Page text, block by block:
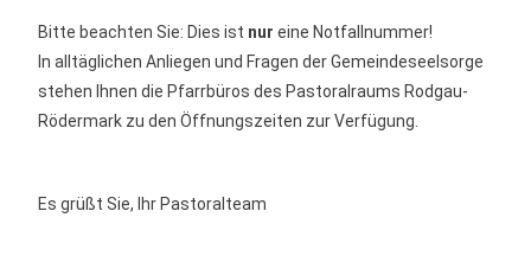
Bitte beachten Sie: Dies ist nur eine Notfallnummer!
In alltäglichen Anliegen und Fragen der Gemeindeseelsorge
stehen Ihnen die Pfarrbüros des Pastoralraums Rodgau-
Rödermark zu den Öffnungszeiten zur Verfügung.
Es grüßt Sie, Ihr Pastoralteam